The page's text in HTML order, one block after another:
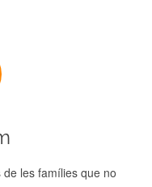
les famílies que no